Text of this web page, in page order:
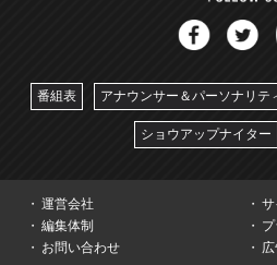
番組表 アナウンサー＆パーソナリテ
ショウアップナイター
運営会社
サ
編集体制
お問い合わせ